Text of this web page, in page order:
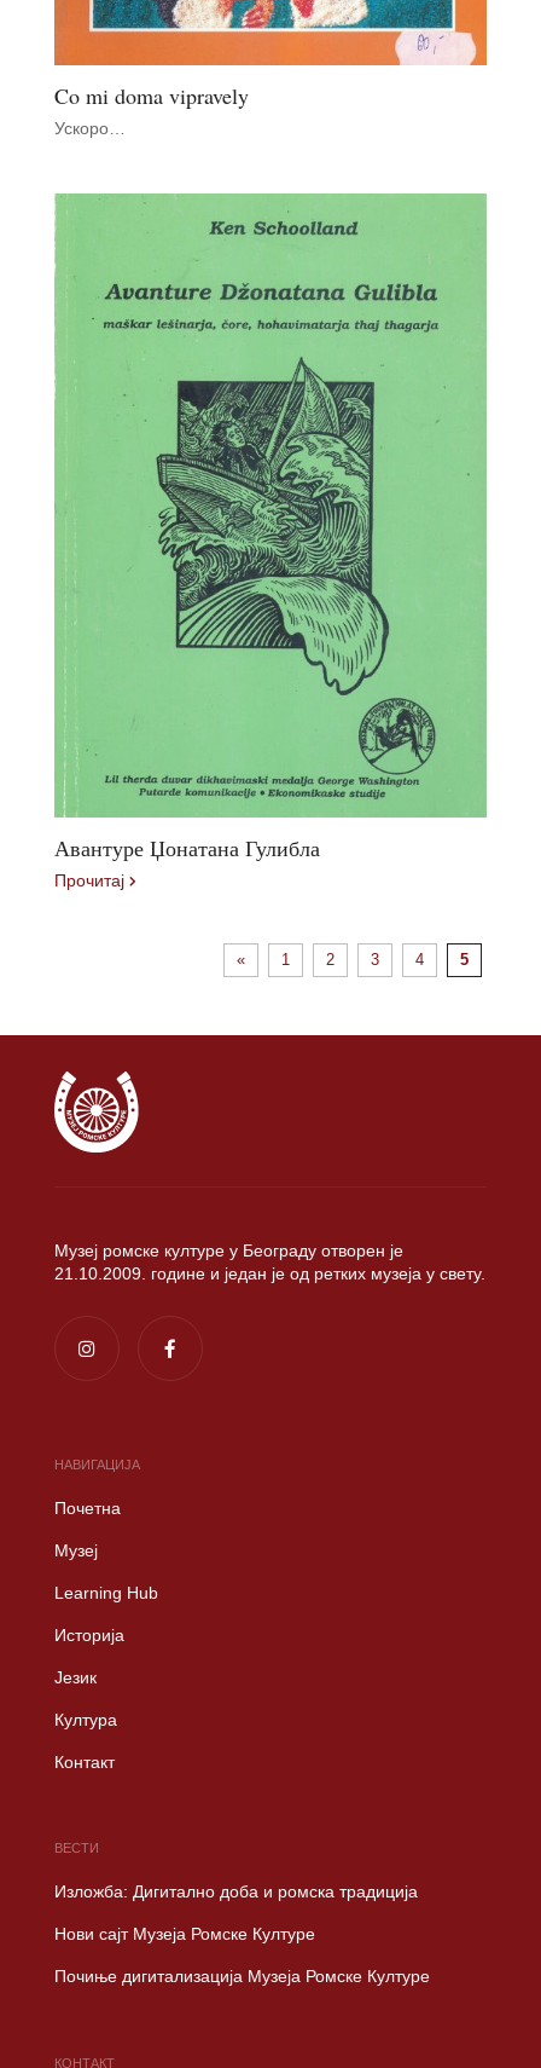
Co mi doma vipravely
Ускоро…
Авантуре Џонатана Гулибла
Прочитај
« 1 2 3 4 5
Музеј ромске културе у Београду отворен је
21.10.2009. године и један је од ретких музеја у свету.
НАВИГАЦИЈА
Почетна
Музеј
Learning Hub
Историја
Језик
Култура
Контакт
ВЕСТИ
Изложба: Дигитално доба и ромска традиција
Нови сајт Музеја Ромске Културе
Почиње дигитализација Музеја Ромске Културе
КОНТАКТ